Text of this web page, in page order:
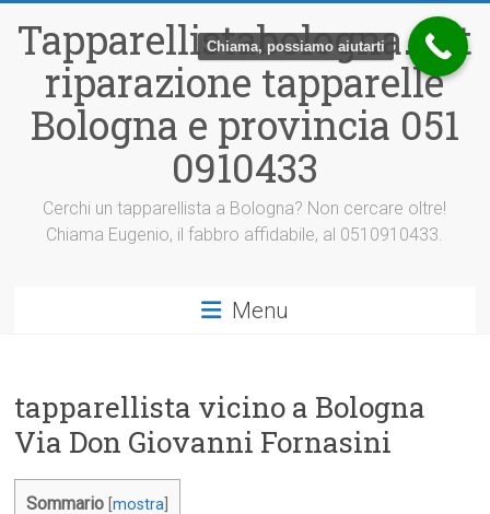
contenuto
Tapparellistabologna.net
riparazione tapparelle
Bologna e provincia 051
0910433
Cerchi un tapparellista a Bologna? Non cercare oltre!
Chiama Eugenio, il fabbro affidabile, al 0510910433.
Menu
tapparellista vicino a Bologna
Via Don Giovanni Fornasini
Sommario [mostra
Chiama, possiamo aiutarti